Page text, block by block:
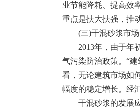
业节能降耗、提高效
重点是扶大扶强，推
(三)干混砂浆市场
2013年，由于年初
气污染防治政策。“
看，无论建筑市场如
幅度的稳定增长。经
干混砂浆的发展应